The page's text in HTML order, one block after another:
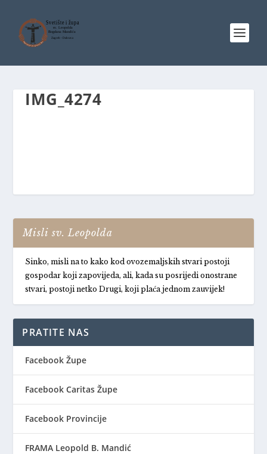
IMG_4274
Misli sv. Leopolda
Sinko, misli na to kako kod ovozemaljskih stvari postoji
gospodar koji zapovijeda, ali, kada su posrijedi onostrane
stvari, postoji netko Drugi, koji plaća jednom zauvijek!
PRATITE NAS
Facebook Župe
Facebook Caritas Župe
Facebook Provincije
FRAMA Leopold B. Mandić